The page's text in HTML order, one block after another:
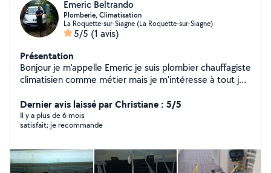
Emeric Beltrando
Plomberie, Climatisation
La Roquette-sur-Siagne (La Roquette-sur-Siagne)
5/5 (1 avis)
Présentation
Bonjour je m'appelle Emeric je suis plombier chauffagiste
climatisien comme métier mais je m'intéresse à tout je
matériel je suis tout équipé caméra vidange caméra
thermique...
Dernier avis laissé par Christiane : 5/5
Il y a plus de 6 mois
satisfait; je recommande